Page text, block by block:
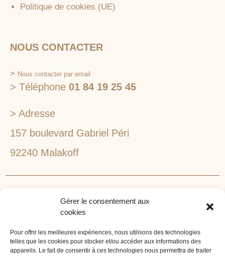
Gérer le consentement aux
cookies
Pour offrir les meilleures expériences, nous utilisons des technologies
telles que les cookies pour stocker et/ou accéder aux informations des
appareils. Le fait de consentir à ces technologies nous permettra de traiter
Politique de cookies (UE)
NOUS CONTACTER
> Nous contacter par email
> Téléphone 01 84 19 25 45
> Adresse
157 boulevard Gabriel Péri
92240 Malakoff
1lieu1salle est spécialisé dans la recherche de lieux
événements d'entreprise. 1lieu1salle recherche
gratuitement pour vous, votre lieu de séminaire idéal :